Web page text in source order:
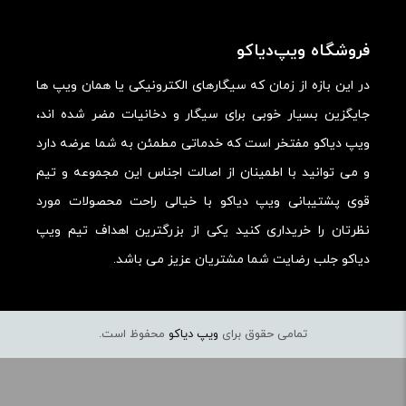
فروشگاه ویپ‌دیاکو
در این بازه از زمان که سیگارهای الکترونیکی یا همان ویپ ها
جایگزین بسیار خوبی برای سیگار و دخانیات مضر شده اند،
ویپ دیاکو مفتخر است که خدماتی مطمئن به شما عرضه دارد
و می توانید با اطمینان از اصالت اجناس این مجموعه و تیم
قوی پشتیبانی ویپ دیاکو با خیالی راحت محصولات مورد
نظرتان را خریداری کنید یکی از بزرگترین اهداف تیم ویپ
دیاکو جلب رضایت شما مشتریان عزیز می باشد.
تمامی حقوق برای ویپ دیاکو محفوظ است.